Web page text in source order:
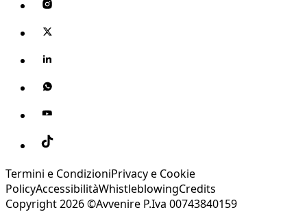
Termini e CondizioniPrivacy e Cookie
PolicyAccessibilitàWhistleblowingCredits
Copyright 2026 ©Avvenire P.Iva 00743840159